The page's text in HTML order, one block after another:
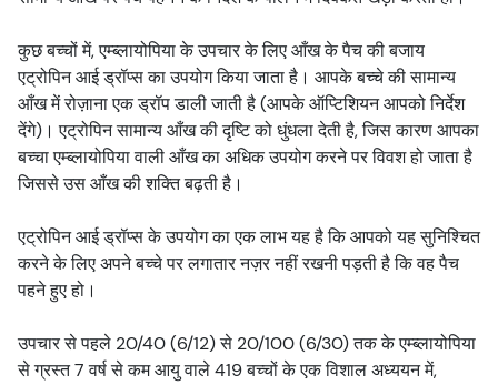
कुछ बच्चों में, एम्ब्लायोपिया के उपचार के लिए आँख के पैच की बजाय
एट्रोपिन आई ड्रॉप्स का उपयोग किया जाता है। आपके बच्चे की सामान्य
आँख में रोज़ाना एक ड्रॉप डाली जाती है (आपके ऑप्टिशियन आपको निर्देश
देंगे)। एट्रोपिन सामान्य आँख की दृष्टि को धुंधला देती है, जिस कारण आपका
बच्चा एम्ब्लायोपिया वाली आँख का अधिक उपयोग करने पर विवश हो जाता है
जिससे उस आँख की शक्ति बढ़ती है।
एट्रोपिन आई ड्रॉप्स के उपयोग का एक लाभ यह है कि आपको यह सुनिश्चित
करने के लिए अपने बच्चे पर लगातार नज़र नहीं रखनी पड़ती है कि वह पैच
पहने हुए हो।
उपचार से पहले 20/40 (6/12) से 20/100 (6/30) तक के एम्ब्लायोपिया
से ग्रस्त 7 वर्ष से कम आयु वाले 419 बच्चों के एक विशाल अध्ययन में,